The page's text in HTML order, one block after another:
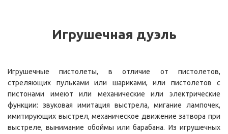
Игрушечная дуэль
Игрушечные пистолеты, в отличие от пистолетов,
стреляющих пульками или шариками, или пистолетов с
пистонами имеют или механические или электрические
функции: звуковая имитация выстрела, мигание лампочек,
имитирующих выстрел, механическое движение затвора при
выстреле, вынимание обоймы или барабана. Из игрушечных